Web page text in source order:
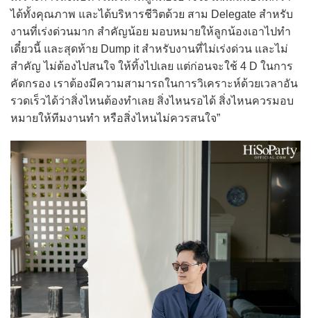
ได้ทั้งคุณภาพ และได้บริหารชีวิตด้วย สาม Delegate สำหรับ
งานที่เร่งด่วนมาก สำคัญน้อย มอบหมายให้ลูกน้องเอาไปทำ
เดี๋ยวนี้ และสุดท้าย Dump it สำหรับงานที่ไม่เร่งด่วน และไม่
สำคัญ ไม่ต้องไปสนใจ ให้ทิ้งไปเลย แต่ก่อนจะใช้ 4 D ในการ
คัดกรอง เราต้องมีความสามารถในการวิเคราะห์ด้วยเวลาอัน
รวดเร็วได้ว่าสิ่งไหนต้องทำเลย สิ่งไหนรอได้ สิ่งไหนควรมอบ
หมายให้ทีมงานทำ หรือสิ่งไหนไม่ควรสนใจ”